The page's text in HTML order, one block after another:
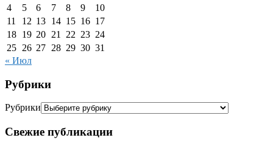
4
5 6 7 8 9
10
11
12 13 14 15 16 17
18 19 20 21 22 23 24
25 26 27 28 29 30 31
« Июл
Рубрики
Рубрики
Свежие публикации